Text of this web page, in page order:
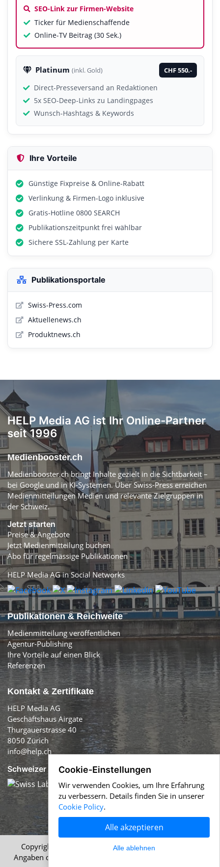
SEO-Link zur Firmen-Website
Ticker für Medienschaffende
Online-TV Beitrag (30 Sek.)
Platinum (inkl. Gold) CHF 550.-
Direct-Presseversand an Redaktionen
5x SEO-Deep-Links zu Landingpages
Wunsch-Hashtags & Keywords
Ihre Vorteile
Günstige Fixpreise & Online-Rabatt
Verlinkung & Firmen-Logo inklusive
Gratis-Hotline 0800 SEARCH
Publikationszeitpunkt frei wählbar
Sichere SSL-Zahlung per Karte
Publikationsportale
Swiss-Press.com
Aktuellenews.ch
Produktnews.ch
HELP Media AG ist Ihr Online-Partner
seit 1996
Medienbooster.ch
Medienbooster.ch bringt Inhalte gezielt in die Sichtbarkeit –
bei Google und in KI-Systemen. Über Swiss-Press erreichen
Medienmitteilungen Medien und relevante Zielgruppen in
der Schweiz.
Jetzt starten
Preise & Angebote
Jetzt Medienmitteilung buchen
Abo für regelmässige Publikationen
HELP Media AG in Social Networks
Publikationen & Reichweite
Medienmitteilung veröffentlichen
Agentur-Publishing
Ihre Vorteile auf einen Blick
Referenzen
Kontakt & Zertifikate
HELP Media AG
Geschäftshaus Airgate
Thurgauerstrasse 40
8050 Zürich
info@help.ch
Schweizer Qualität:
Copyright © 1996-2026 HELP Media AG, Zürich. Alle
Angaben ohne Gewähr.
Cookie-Einstellungen
Wir verwenden Cookies, um Ihre Erfahrung
zu verbessern. Details finden Sie in unserer
Cookie Policy.
Alle akzeptieren
Alle ablehnen